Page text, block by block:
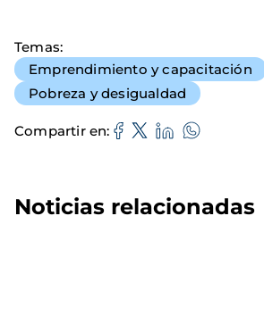
Temas
Emprendimiento y capacitación
Pobreza y desigualdad
Compartir en
Noticias relacionadas